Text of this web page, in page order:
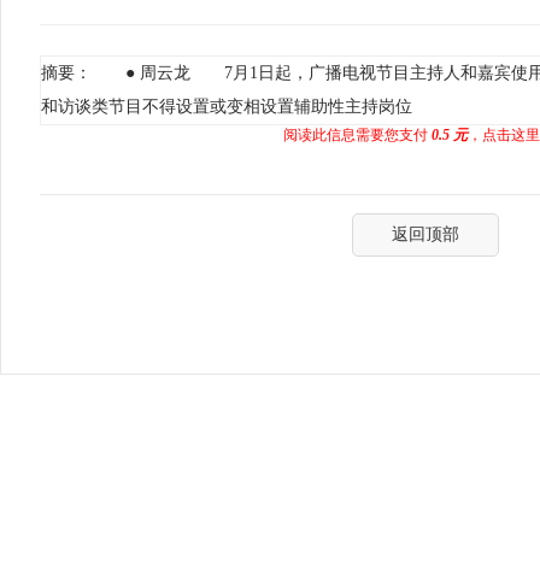
摘要： ● 周云龙 7月1日起，广播电视节目主持人和嘉宾使用
和访谈类节目不得设置或变相设置辅助性主持岗位
阅读此信息需要您支付 0.5 元，点击这
返回顶部